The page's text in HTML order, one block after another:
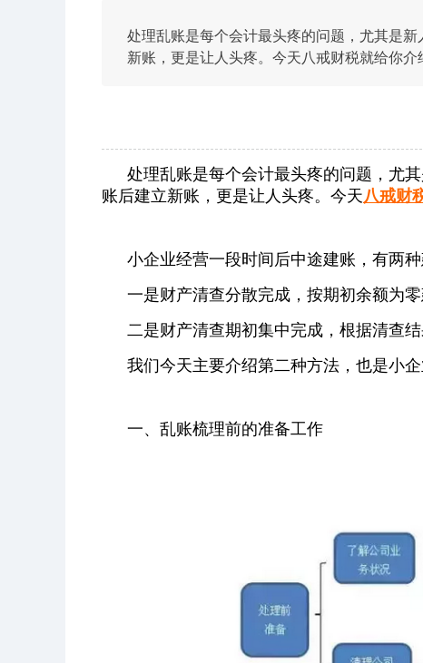
处理乱账是每个会计最头疼的问题，尤其是
新账，更是让人头疼。今天八戒财税就给你介
处理乱账是每个会计最头疼的问题，尤
账后建立新账，更是让人头疼。今天八戒财
小企业经营一段时间后中途建账，有两种
一是财产清查分散完成，按期初余额为
二是财产清查期初集中完成，根据清查结
我们今天主要介绍第二种方法，也是小企
一、乱账梳理前的准备工作